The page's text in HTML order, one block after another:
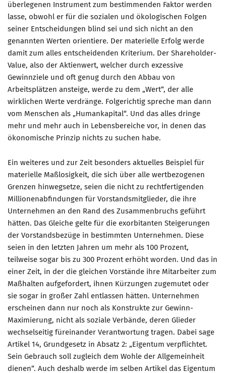
überlegenen Instrument zum bestimmenden Faktor werden
lasse, obwohl er für die sozialen und ökologischen Folgen
seiner Entscheidungen blind sei und sich nicht an den
genannten Werten orientiere. Der materielle Erfolg werde
damit zum alles entscheidenden Kriterium. Der Shareholder-
Value, also der Aktienwert, welcher durch exzessive
Gewinnziele und oft genug durch den Abbau von
Arbeitsplätzen ansteige, werde zu dem „Wert“, der alle
wirklichen Werte verdränge. Folgerichtig spreche man dann
vom Menschen als „Humankapital“. Und das alles dringe
mehr und mehr auch in Lebensbereiche vor, in denen das
ökonomische Prinzip nichts zu suchen habe.
Ein weiteres und zur Zeit besonders aktuelles Beispiel für
materielle Maßlosigkeit, die sich über alle wertbezogenen
Grenzen hinwegsetze, seien die nicht zu rechtfertigenden
Millionenabfindungen für Vorstandsmitglieder, die ihre
Unternehmen an den Rand des Zusammenbruchs geführt
hätten. Das Gleiche gelte für die exorbitanten Steigerungen
der Vorstandsbezüge in bestimmten Unternehmen. Diese
seien in den letzten Jahren um mehr als 100 Prozent,
teilweise sogar bis zu 300 Prozent erhöht worden. Und das in
einer Zeit, in der die gleichen Vorstände ihre Mitarbeiter zum
Maßhalten aufgefordert, ihnen Kürzungen zugemutet oder
sie sogar in großer Zahl entlassen hätten. Unternehmen
erscheinen dann nur noch als Konstrukte zur Gewinn-
Maximierung, nicht als soziale Verbände, deren Glieder
wechselseitig füreinander Verantwortung tragen. Dabei sage
Artikel 14, Grundgesetz in Absatz 2: „Eigentum verpflichtet.
Sein Gebrauch soll zugleich dem Wohle der Allgemeinheit
dienen“. Auch deshalb werde im selben Artikel das Eigentum